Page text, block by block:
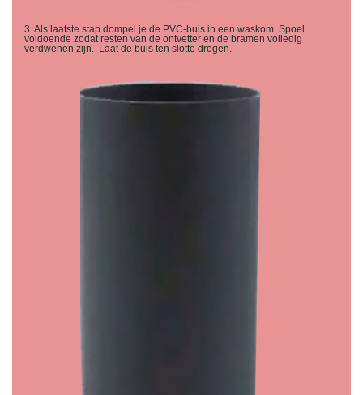
3. Als laatste stap dompel je de PVC-buis in een waskom. Spoel
voldoende zodat resten van de ontvetter en de bramen volledig
verdwenen zijn. Laat de buis ten slotte drogen.